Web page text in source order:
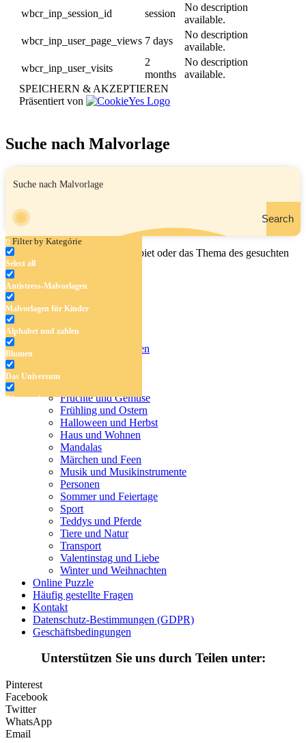
wbcr_inp_session_id
session
No description
available.
wbcr_inp_user_page_views 7 days
No description
available.
wbcr_inp_user_visits
2
months
No description
available.
SPEICHERN & AKZEPTIEREN
Präsentiert von
Suche nach Malvorlage
Search
Filter by Kategórie
Select all
Antistress-Malvorlagen
Malvorlagen für Kinder
Alphabet und zahlen
Blumen
Das Universum
Dinosaurier
Früchte und Gemüse
Frühling und Ostern
Halloween und Herbst
Haus und Wohnen
Märchen und Feen
Musik und Musikinstrumente
Personen
Sommer und Feiertage
Sport
Transport
Valentinstag und Liebe
Winter und Weihnachten
Geben Sie den Namen, das Gebiet oder das Thema des gesuchten
Malbuchs ein.
Malvorlagen für Kinder
Alphabet und zahlen
Früchte und Gemüse
Frühling und Ostern
Halloween und Herbst
Haus und Wohnen
Mandalas
Märchen und Feen
Musik und Musikinstrumente
Personen
Sommer und Feiertage
Sport
Teddys und Pferde
Tiere und Natur
Transport
Valentinstag und Liebe
Winter und Weihnachten
Online Puzzle
Häufig gestellte Fragen
Kontakt
Datenschutz-Bestimmungen (GDPR)
Geschäftsbedingungen
Unterstützen Sie uns durch Teilen unter:
Pinterest
Facebook
Twitter
WhatsApp
Email